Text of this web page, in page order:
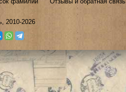
фамилий Отзывы и обратная связь
, 2010-2026